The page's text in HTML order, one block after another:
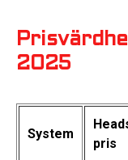
2025
System
pris